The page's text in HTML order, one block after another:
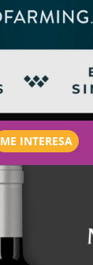
ME INTERESA